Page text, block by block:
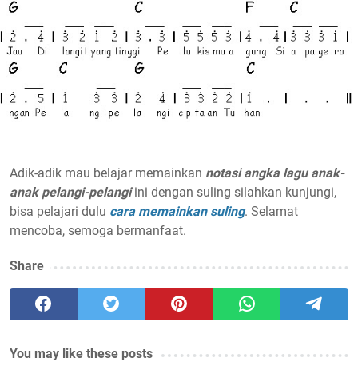
Adik-adik mau belajar memainkan notasi angka lagu anak-
anak pelangi-pelangiini dengan suling silahkan kunjungi,
bisa pelajari dulu cara memainkan suling. Selamat
mencoba, semoga bermanfaat.
Share
You may like these posts